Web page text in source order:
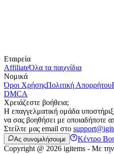
Εταιρεία
AffiliateΌλα τα παιχνίδια
Νομικά
Όροι ΧρήσηςΠολιτική Απορρήτου
DMCA
Χρειάζεστε βοήθεια;
Η επαγγελματική ομάδα
να σας βοηθήσει με οποιαδήποτε
Στείλτε μας email στο
Ας συνομιλήσουμε Κέντρο
Copyright @ 2026 igitems - Με την